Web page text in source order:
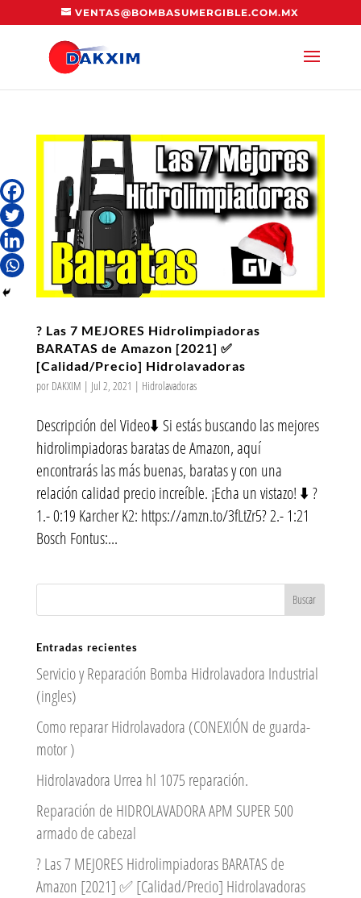
VENTAS@BOMBASUMERGIBLE.COM.MX
? Las 7 MEJORES Hidrolimpiadoras
BARATAS de Amazon [2021] ✅
[Calidad/Precio] Hidrolavadoras
por DAKXIM | Jul 2, 2021 | Hidrolavadoras
Descripción del Video⬇️ Si estás buscando las mejores
hidrolimpiadoras baratas de Amazon, aquí
encontrarás las más buenas, baratas y con una
relación calidad precio increíble. ¡Echa un vistazo! ⬇️ ?
1.- 0:19 Karcher K2: https://amzn.to/3fLtZr5? 2.- 1:21
Bosch Fontus:...
Entradas recientes
Servicio y Reparación Bomba Hidrolavadora Industrial
(ingles)
Como reparar Hidrolavadora (CONEXIÓN de guarda-
motor )
Hidrolavadora Urrea hl 1075 reparación.
Reparación de HIDROLAVADORA APM SUPER 500
armado de cabezal
? Las 7 MEJORES Hidrolimpiadoras BARATAS de
Amazon [2021] ✅ [Calidad/Precio] Hidrolavadoras